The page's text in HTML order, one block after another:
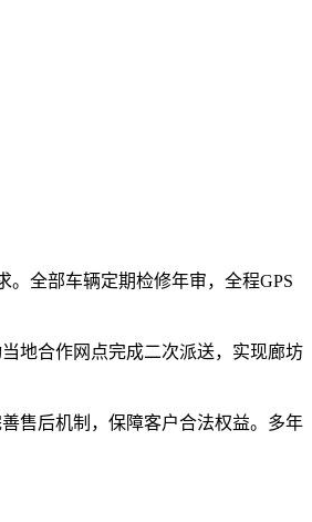
全部车辆定期检修年审，全程GPS
地合作网点完成二次派送，实现廊坊
售后机制，保障客户合法权益。多年